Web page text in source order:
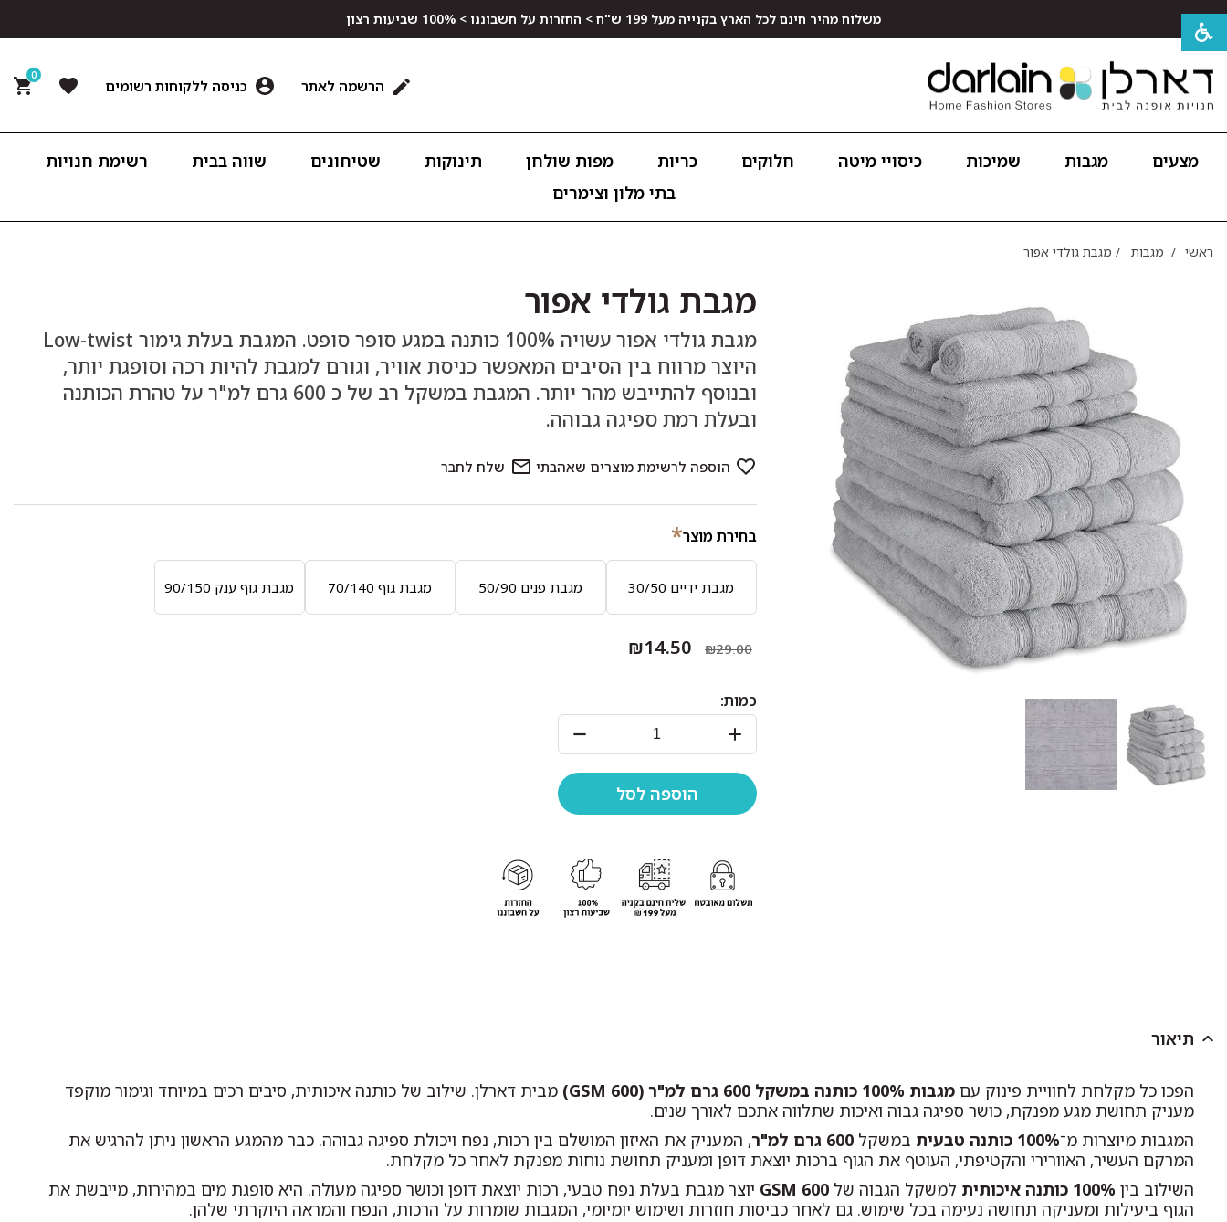
משלוח מהיר חינם לכל הארץ בקנייה מעל 199 ש"ח > החזרות על חשבוננו > 100% שביעות רצון
הרשמה לאתר כניסה ללקוחות רשומים
0
מצעים מגבות שמיכות כיסויי מיטה חלוקים כריות מפות שולחן תינוקות שטיחונים שווה בבית
רשימת חנויות
בתי מלון וצימרים
ראשי / מגבות / מגבת גולדי אפור
מגבת גולדי אפור
מגבת גולדי אפור עשויה 100% כותנה במגע סופר סופט. המגבת בעלת גימור Low-twist
היוצר מרווח בין הסיבים המאפשר כניסת אוויר, וגורם למגבת להיות רכה וסופגת יותר,
ובנוסף להתייבש מהר יותר. המגבת במשקל רב של כ 600 גרם למ"ר על טהרת הכותנה
ובעלת רמת ספיגה גבוהה.
בחירת מוצר*
מגבת ידיים 30/50 מגבת פנים 50/90 מגבת גוף 70/140 מגבת גוף ענק 90/150
₪29.00
₪14.50
כמות:
תיאור
הפכו כל מקלחת לחוויית פינוק עם מגבות 100% כותנה במשקל 600 גרם למ"ר (600 GSM)
מבית דארלן. שילוב של כותנה איכותית, סיבים רכים במיוחד וגימור מוקפד
מעניק תחושת מגע מפנקת, כושר ספיגה גבוה ואיכות שתלווה אתכם לאורך שנים.
המגבות מיוצרות מ־100% כותנה טבעית במשקל 600 גרם למ"ר
, המעניק את האיזון המושלם בין רכות, נפח ויכולת ספיגה גבוהה. כבר מהמגע הראשון ניתן להרגיש את
המרקם העשיר, האוורירי והקטיפתי, העוטף את הגוף ברכות יוצאת דופן ומעניק תחושת נוחות מפנקת לאחר כל מקלחת.
השילוב בין 100% כותנה איכותית למשקל הגבוה של 600 GSM
יוצר מגבת בעלת נפח טבעי, רכות יוצאת דופן וכושר ספיגה מעולה. היא סופגת מים במהירות, מייבשת את
הגוף ביעילות ומעניקה תחושה נעימה בכל שימוש. גם לאחר כביסות חוזרות ושימוש יומיומי, המגבות שומרות על הרכות, הנפח והמראה היוקרתי שלהן.